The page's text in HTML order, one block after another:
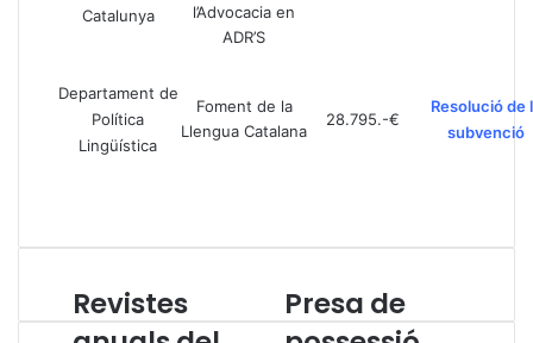
Catalunya
l’Advocacia en
ADR’S
Departament de
Política
Lingüística
Foment de la
Llengua Catalana
28.795.-€
Resolució de
subvenció
R
eRevistes
P
rPresa de